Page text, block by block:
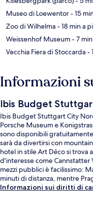
Museo di Loewentor- 15
Zoo di Wilhelma- 18 min a
Weissenhof Museum- 7
Vecchia Fiera di Stoccarda-
Informazioni
Ibis Budget
Ibis Budget Stuttgart City
Porsche Museum e
sono disponibili
sarà da divertirsi con
hotel in stile Art Déco si trova
d'interesse come Cannstatter
mezzi pubblici è facilissimo:
minuti di distanza, mentre
Informazioni sui diritti di